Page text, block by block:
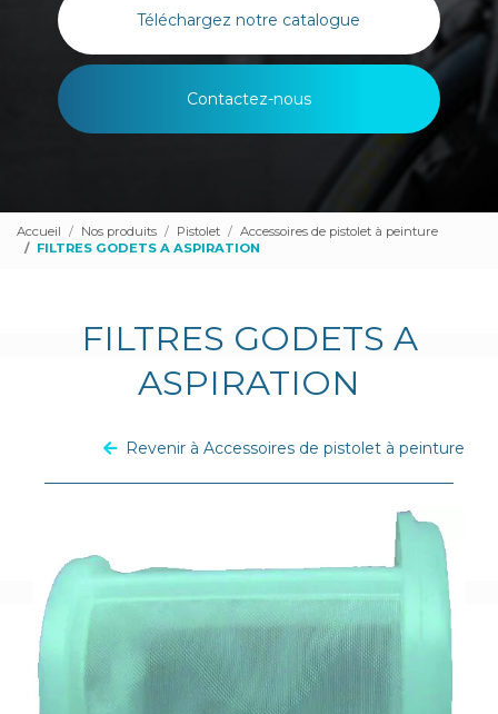
Téléchargez notre catalogue
Contactez-nous
Accueil Nos produits Pistolet
Accessoires de pistolet à peinture
FILTRES GODETS A ASPIRATION
FILTRES GODETS A
ASPIRATION
Revenir à Accessoires de pistolet à peinture